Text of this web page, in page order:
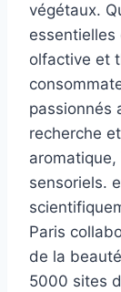
végétaux.
essentielles
olfactive et
passionnés
recherche
sensoriels.
Paris
de la
5000 sites